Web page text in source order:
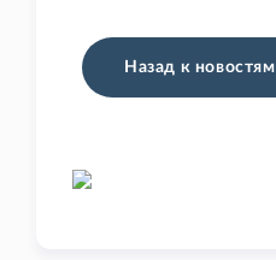
Назад к новостям